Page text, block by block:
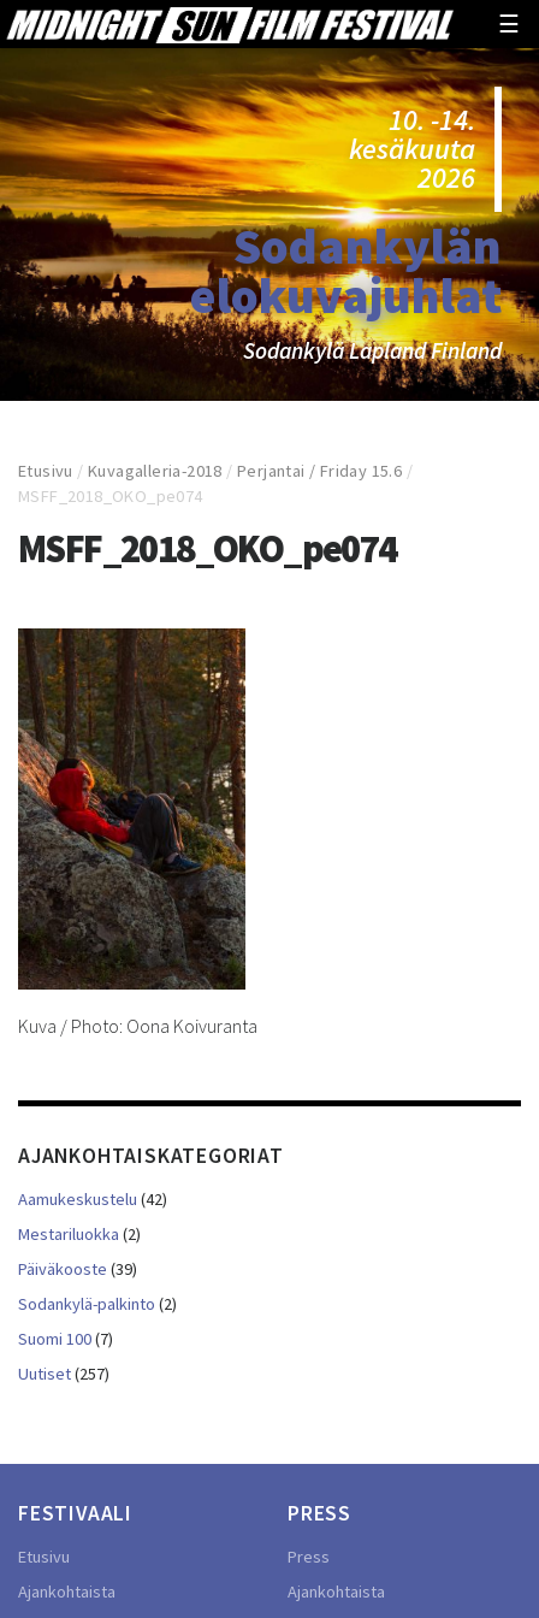
☰
10. -14.
kesäkuuta
2026
Sodankylän
elokuvajuhlat
Sodankylä Lapland Finland
Etusivu /Kuvagalleria-2018 /Perjantai / Friday 15.6 /
MSFF_2018_OKO_pe074
MSFF_2018_OKO_pe074
Kuva / Photo: Oona Koivuranta
AJANKOHTAISKATEGORIAT
Aamukeskustelu (42)
Mestariluokka (2)
Päiväkooste (39)
Sodankylä-palkinto (2)
Suomi 100(7)
Uutiset(257)
FESTIVAALI
Etusivu
Ajankohtaista
PRESS
Press
Ajankohtaista